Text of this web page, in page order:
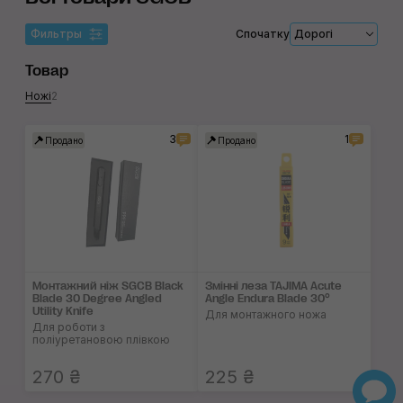
Фильтры Спочатку Дорогі
Товар
Ножі2
Продано 3
Монтажний ніж SGCB Black
Blade 30 Degree Angled
Utility Knife
Для роботи з
поліуретановою плівкою
270 ₴
Продано 1
Змінні леза TAJIMA Acute
Angle Endura Blade 30°
Для монтажного ножа
225 ₴